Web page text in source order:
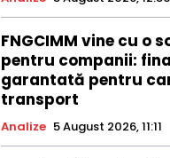
FNGCIMM vine cu o
pentru companii:
garantată pentru
transport
Analize 5 August 2026, 11:11